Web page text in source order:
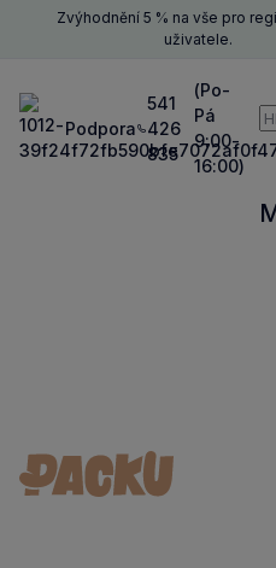
Zvýhodnění 5 % na vše pro
uživatele.
Podpora
541
426
835
(Po-
Pá
9:00-
16:00)